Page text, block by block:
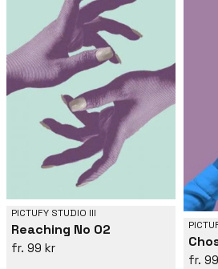
PICTUFY STUDIO III
Reaching No 02
99 kr